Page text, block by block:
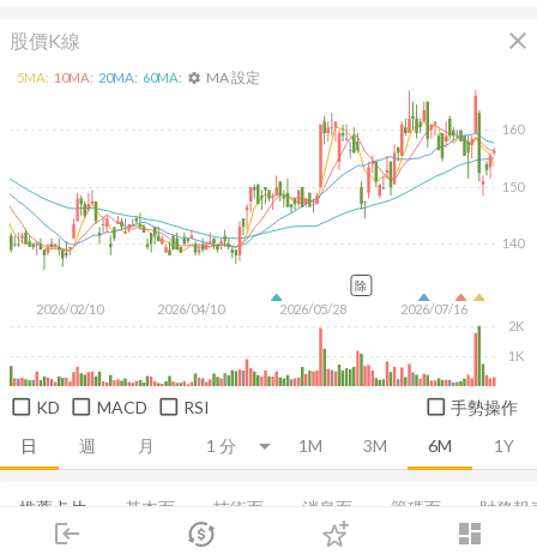
login dashboard
市場 登入
股價K線 close
日 週 月 1M 3M 6M 1Y
2026/02/10 2026/04/10 2026/05/28 2026/07/16
140
150
160
1K
2K
5MA: 10MA: 20MA: 60MA: settings MA 設定
除
KD MACD RSI 手勢操作
推薦卡片 基本面 技術面 消息面 籌碼面 財務報